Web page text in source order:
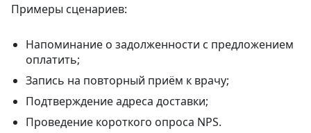
Примеры сценариев:
Напоминание о задолженности с предложением
оплатить;
Запись на повторный приём к врачу;
Подтверждение адреса доставки;
Проведение короткого опроса NPS.